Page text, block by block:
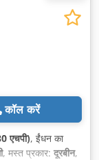
कॉल करें
एचपी), ईंधन का
, मस्त प्रकार: दूरबीन,